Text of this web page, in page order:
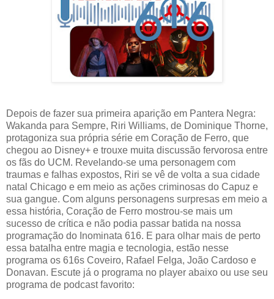
Depois de fazer sua primeira aparição em Pantera Negra:
Wakanda para Sempre, Riri Williams, de Dominique Thorne,
protagoniza sua própria série em Coração de Ferro, que
chegou ao Disney+ e trouxe muita discussão fervorosa entre
os fãs do UCM. Revelando-se uma personagem com
traumas e falhas expostos, Riri se vê de volta a sua cidade
natal Chicago e em meio as ações criminosas do Capuz e
sua gangue. Com alguns personagens surpresas em meio a
essa história, Coração de Ferro mostrou-se mais um
sucesso de crítica e não podia passar batida na nossa
programação do Inominata 616. E para olhar mais de perto
essa batalha entre magia e tecnologia, estão nesse
programa os 616s Coveiro, Rafael Felga, João Cardoso e
Donavan. Escute já o programa no player abaixo ou use seu
programa de podcast favorito: